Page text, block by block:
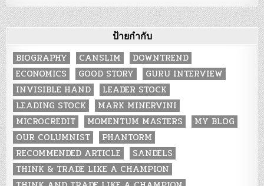
ป้ายกำกับ
BIOGRAPHY CANSLIM
DOWNTREND
ECONOMICS
GOOD STORY
GURU INTERVIEW
INVISIBLE HAND
LEADER STOCK
LEADING STOCK
MARK MINERVINI
MICROCREDIT
MOMENTUM MASTERS
MY BLOG
OUR COLUMNIST
PHANTORM
RECOMMENDED ARTICLE
SANDELS
THINK & TRADE LIKE A CHAMPION